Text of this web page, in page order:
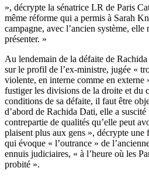
», décrypte la sénatrice LR de Paris
même réforme qui a permis à Sarah
campagne, avec l’ancien système, elle
présenter. »
Au lendemain de la défaite de
sur le profil de l’ex-ministre, jugée «
violente, en interne comme en
fustiger les divisions de la droite et du
conditions de sa défaite, il faut être
d’abord de Rachida Dati, elle a suscité
contrepartie de qualités qu’elle peut
plaisent plus aux gens », décrypte une
qui évoque « l’outrance » de
ennuis judiciaires, « à l’heure où les
probité ».